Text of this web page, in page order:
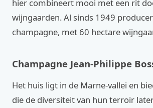
hier combineert mooi met een rit
wijngaarden. Al sinds 1949
champagne, met 60 hectare
Champagne Jean-Philippe
Het huis ligt in de Marne-vallei en
die de diversiteit van hun terroir